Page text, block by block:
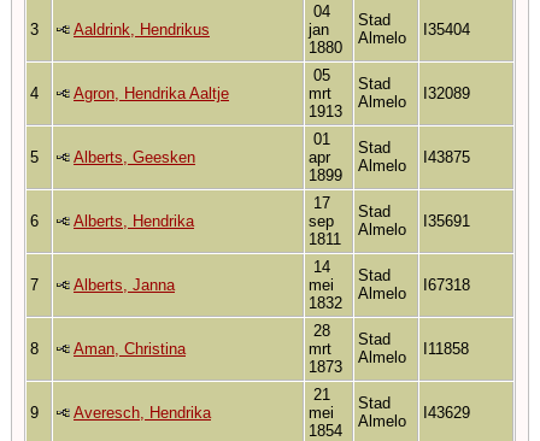
3 Aaldrink, Hendrikus
04
jan
1880
Stad
Almelo
I35404
4 Agron, Hendrika Aaltje
05
mrt
1913
Stad
Almelo
I32089
5 Alberts, Geesken
01
apr
1899
Stad
Almelo
I43875
6 Alberts, Hendrika
17
sep
1811
Stad
Almelo
I35691
7 Alberts, Janna
14
mei
1832
Stad
Almelo
I67318
8 Aman, Christina
28
mrt
1873
Stad
Almelo
I11858
9 Averesch, Hendrika
21
mei
1854
Stad
Almelo
I43629